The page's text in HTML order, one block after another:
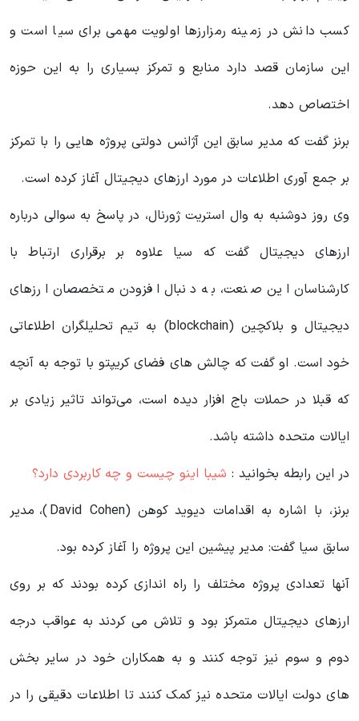
کسب دانش در زمینه رمزارزها اولویت مهمی برای سیا است و
این سازمان قصد دارد منابع و تمرکز بسیاری را به این حوزه
اختصاص دهد.
برنز گفت که مدیر سابق این آژانس دولتی پروژه هایی را با تمرکز
بر جمع آوری اطلاعات در مورد ارزهای دیجیتال آغاز کرده است.
وی روز دوشنبه به وال استریت ژورنال، در پاسخ به سوالی درباره
ارزهای دیجیتال گفت که سیا علاوه بر برقراری ارتباط با
کارشناسان این صنعت، به دنبال افزودن متخصصان ارزهای
دیجیتال و بلاکچین (blockchain) به تیم تحلیلگران اطلاعاتی
خود است. او گفت که چالش‌ های فضای کریپتو با توجه به آنچه
که قبلا در حملات باج‌ افزار دیده است، می‌تواند تاثیر زیادی بر
ایالات متحده داشته باشد.
در این رابطه بخوانید‌ : شیبا اینو چیست و چه کاربردی دارد؟
برنز، با اشاره به اقدامات دیوید کوهن (David Cohen)، مدیر
سابق سیا گفت: مدیر پیشین این پروژه را آغاز کرده بود.
آنها تعدادی پروژه مختلف را راه اندازی کرده بودند که بر روی
ارزهای دیجیتال متمرکز بود و تلاش می کردند به عواقب درجه
دوم و سوم نیز توجه کنند و به همکاران خود در سایر بخش
های دولت ایالات متحده نیز کمک کنند تا اطلاعات دقیقی را در